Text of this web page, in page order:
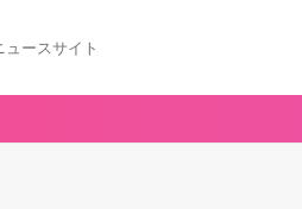
ースサイト